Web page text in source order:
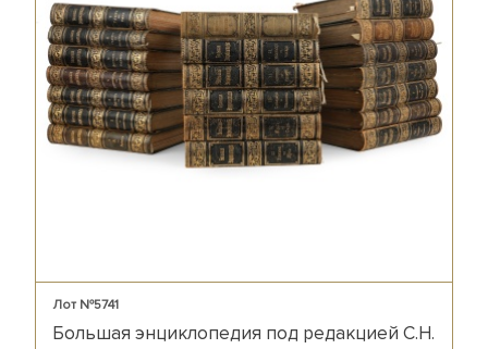
Лот №5741
Большая энциклопедия под редакцией С.Н.